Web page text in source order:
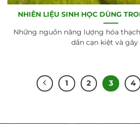
NHIÊN LIỆU SINH HỌC DÙNG
Những nguồn năng lượng hóa
dần cạn kiệt và gây
1 2 3 4